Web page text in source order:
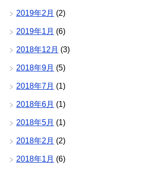
2019年2月 (2)
2019年1月 (6)
2018年12月 (3)
2018年9月 (5)
2018年7月 (1)
2018年6月 (1)
2018年5月 (1)
2018年2月 (2)
2018年1月 (6)